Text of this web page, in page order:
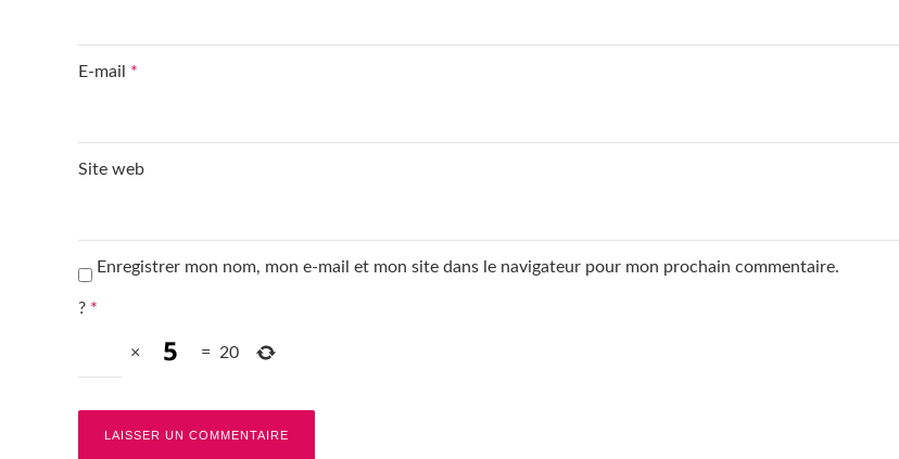
E-mail *
Site web
Enregistrer mon nom, mon e-mail et mon site dans le navigateur pour mon prochain commentaire.
? *
× = 20